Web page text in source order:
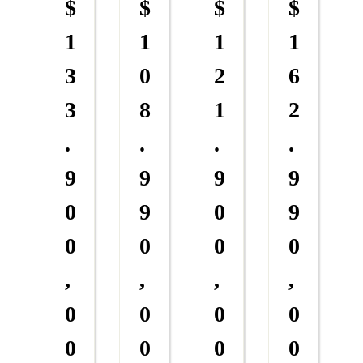
$
1
3
3
.
9
0
0
,
0
0
$
1
0
8
.
9
9
0
,
0
0
$
1
2
1
.
9
0
0
,
0
0
$
1
6
2
.
9
9
0
,
0
0